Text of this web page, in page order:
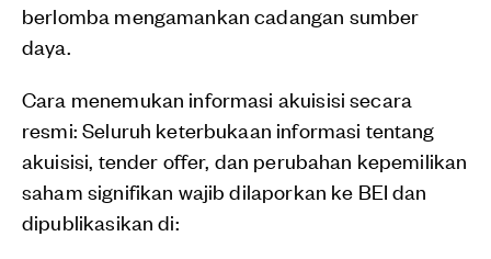
berlomba mengamankan cadangan sumber
daya.
Cara menemukan informasi akuisisi secara
resmi: Seluruh keterbukaan informasi tentang
akuisisi, tender offer, dan perubahan kepemilikan
saham signifikan wajib dilaporkan ke BEI dan
dipublikasikan di: